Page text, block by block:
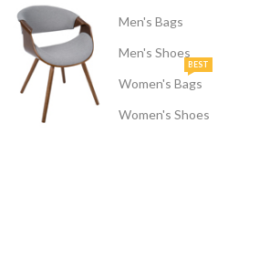
Men's Bags
Men's Shoes
Women's Bags
BEST
Women's Shoes